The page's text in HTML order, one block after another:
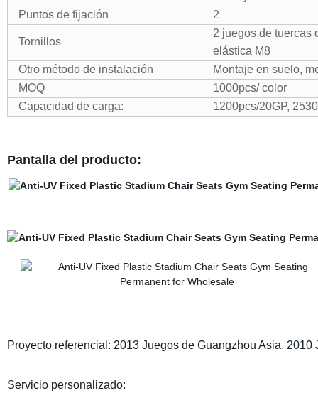
Puntos de fijación
2
Tornillos
2 juegos de tuercas
elástica M8
Otro método de instalación
Montaje en suelo,
MOQ
1000pcs/ color
Capacidad de carga:
1200pcs/20GP,
Pantalla del producto:
Proyecto referencial: 2013 Juegos de Guangzhou Asia,
Servicio personalizado: